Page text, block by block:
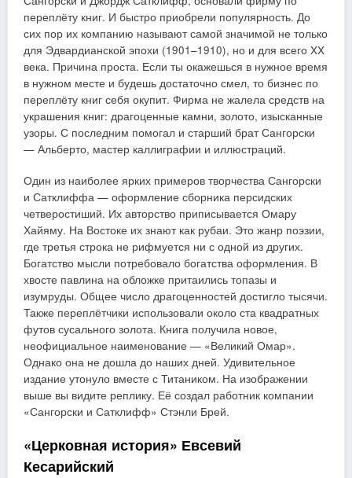
переплёту книг. И быстро приобрели популярность. До
сих пор их компанию называют самой значимой не только
для Эдвардианской эпохи (1901–1910), но и для всего XX
века. Причина проста. Если ты окажешься в нужное время
в нужном месте и будешь достаточно смел, то бизнес по
переплёту книг себя окупит. Фирма не жалела средств на
украшения книг: драгоценные камни, золото, изысканные
узоры. С последним помогал и старший брат Сангорски
— Альберто, мастер каллиграфии и иллюстраций.
Один из наиболее ярких примеров творчества Сангорски
и Сатклиффа — оформление сборника персидских
четверостиший. Их авторство приписывается Омару
Хайяму. На Востоке их знают как рубаи. Это жанр поэзии,
где третья строка не рифмуется ни с одной из других.
Богатство мысли потребовало богатства оформления. В
хвосте павлина на обложке притаились топазы и
изумруды. Общее число драгоценностей достигло тысячи.
Также переплётчики использовали около ста квадратных
футов сусального золота. Книга получила новое,
неофициальное наименование — «Великий Омар».
Однако она не дошла до наших дней. Удивительное
издание утонуло вместе с Титаником. На изображении
выше вы видите реплику. Её создал работник компании
«Сангорски и Сатклифф» Стэнли Брей.
«Церковная история» Евсевий
Кесарийский